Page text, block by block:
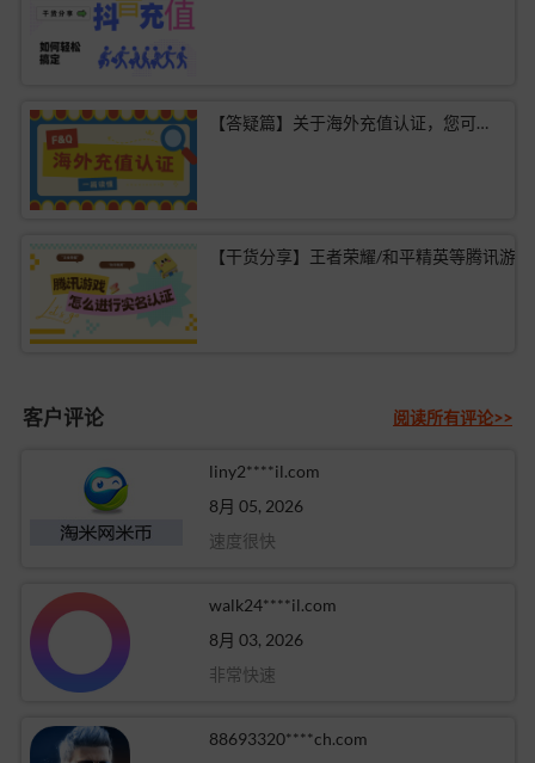
【答疑篇】关于海外充值认证，您可能有的疑问都在这里
客户评论 阅读所有评论>>
liny2****il.com
8月 05, 2026
速度很快
walk24****il.com
8月 03, 2026
非常快速
88693320****ch.com